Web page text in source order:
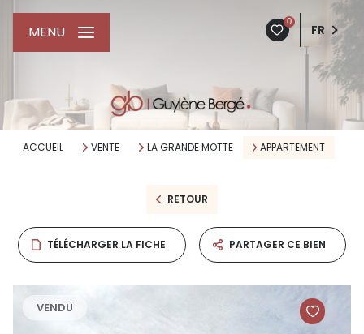
0
FR
MENU
ACCUEIL VENTE LA GRANDE MOTTE APPARTEMENT
RETOUR
TÉLÉCHARGER LA FICHE PARTAGER CE BIEN
VENDU